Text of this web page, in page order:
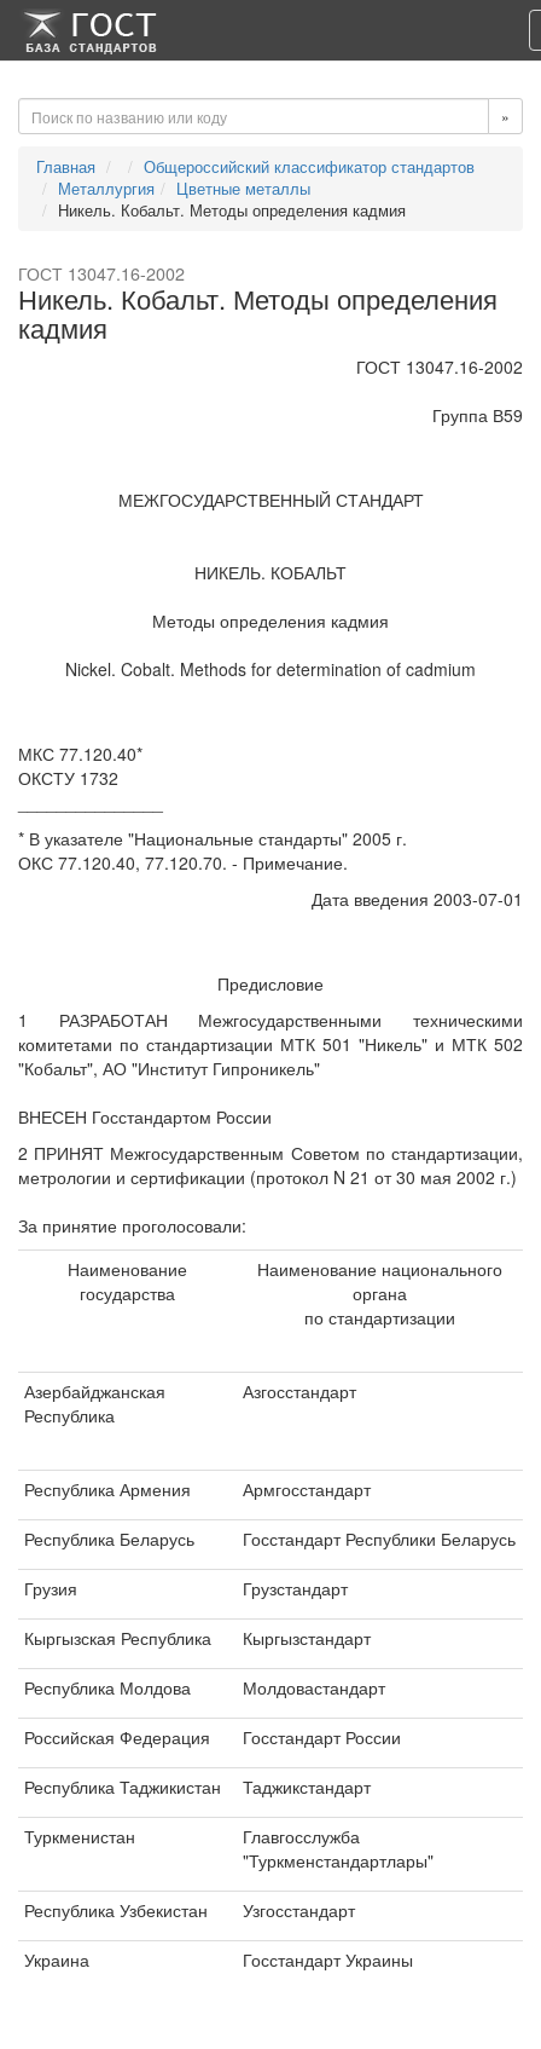
-->-->
»
Главная
Общероссийский классификатор стандартов
Металлургия
Цветные металлы
Никель. Кобальт. Методы определения кадмия
ГОСТ 13047.16-2002
Никель. Кобальт. Методы определения
кадмия
ГОСТ 13047.16-2002
Группа В59
МЕЖГОСУДАРСТВЕННЫЙ СТАНДАРТ
НИКЕЛЬ. КОБАЛЬТ
Методы определения кадмия
Nickel. Cobalt. Methods for determination of cadmium
МКС 77.120.40*
ОКСТУ 1732
* В указателе "Национальные стандарты" 2005 г.
ОКС 77.120.40, 77.120.70. - Примечание.
Дата введения 2003-07-01
Предисловие
1 РАЗРАБОТАН Межгосударственными техническими
комитетами по стандартизации МТК 501 "Никель" и МТК 502
"Кобальт", АО "Институт Гипроникель"
ВНЕСЕН Госстандартом России
2 ПРИНЯТ Межгосударственным Советом по стандартизации,
метрологии и сертификации (протокол N 21 от 30 мая 2002 г.)
За принятие проголосовали:
Наименование
государства
Наименование национального
органа
по стандартизации
Азербайджанская
Республика
Азгосстандарт
Республика Армения Армгосстандарт
Республика Беларусь Госстандарт Республики Беларусь
Грузия Грузстандарт
Кыргызская Республика Кыргызстандарт
Республика Молдова Молдовастандарт
Российская Федерация Госстандарт России
Республика Таджикистан Таджикстандарт
Туркменистан
Главгосслужба
"Туркменстандартлары"
Республика Узбекистан Узгосстандарт
Украина Госстандарт Украины